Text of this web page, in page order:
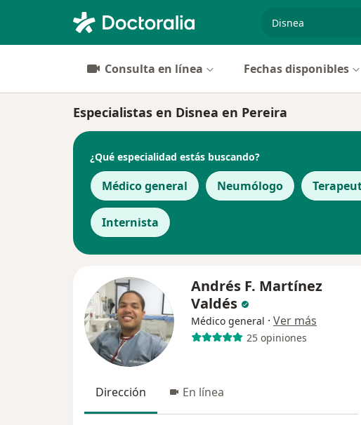
Consulta en línea Fechas disponibles
Especialistas en Disnea en Pereira
¿Qué especialidad estás buscando?
Médico general Neumólogo
Internista
Andrés F. Martínez
Valdés
Médico general · Ver más
25 opiniones
Dirección En línea